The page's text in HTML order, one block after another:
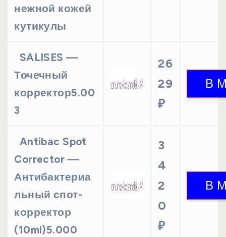
нежной кожей
кутикулы
SALISES —
Точечный
корректор5.00
3
26
29
₽
Antibac Spot
Corrector —
Антибактериа
льный спот-
корректор
(10ml)5.000
3
4
2
0
₽